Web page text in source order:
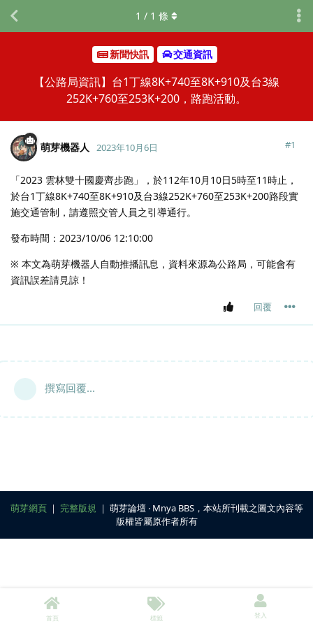
新聞快訊 交通資訊
【公路局資訊】台1丁線8K+740至8K+910及台3線
252K+760至253K+200，路跑活動。
1 / 1 條
萌芽機器人 2023年10月6日 #1
「2023 雲林雙十國慶齊步跑」，於112年10月10日5時至11時止，
於台1丁線8K+740至8K+910及台3線252K+760至253K+200路段實
施交通管制，請遵照交管人員之引導通行。
發布時間：2023/10/06 12:10:00
※ 本文為萌芽機器人自動推播訊息，資料來源為公路局，可能會有
資訊誤差請見諒！
回覆
撰寫回覆...
萌芽網頁｜ 完整版規 ｜ 萌芽論壇 ‧ Mnya BBS，本站所刊載之圖文內容等
版權皆屬原作者所有
首頁 標籤 登入